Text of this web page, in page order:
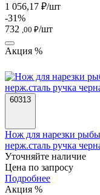
1 056,17 ₽/шт
-31%
732 ,00 ₽/шт
Акция %
60313
Нож для нарезки
нерж.сталь ручка
Уточняйте наличие
Цена по запросу
Подробнее
Акция %